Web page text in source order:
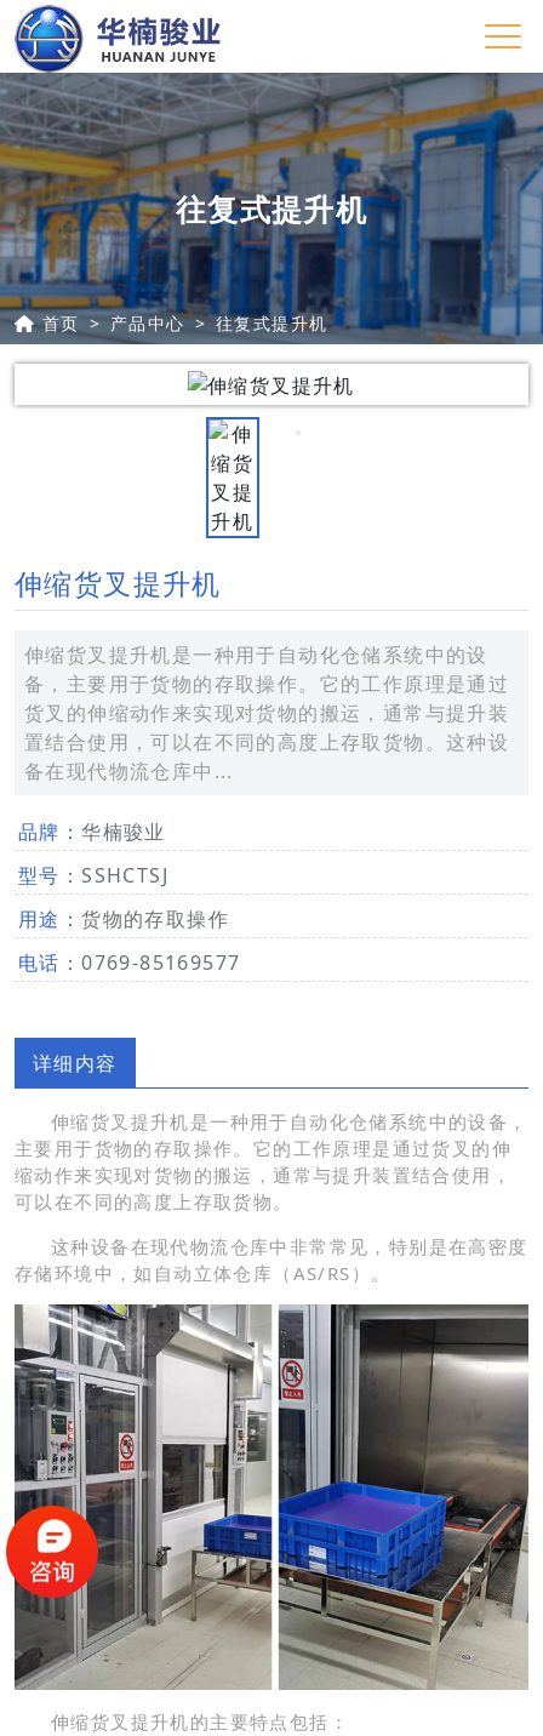
往复式提升机
首页 产品中心 往复式提升机
伸缩货叉提升机
伸缩货叉提升机是一种用于自动化仓储系统中的设
备，主要用于货物的存取操作。它的工作原理是通过
货叉的伸缩动作来实现对货物的搬运，通常与提升装
置结合使用，可以在不同的高度上存取货物。这种设
备在现代物流仓库中...
品牌：华楠骏业
型号：SSHCTSJ
用途：货物的存取操作
电话：0769-85169577
详细内容
伸缩货叉提升机是一种用于自动化仓储系统中的设备，
主要用于货物的存取操作。它的工作原理是通过货叉的伸
缩动作来实现对货物的搬运，通常与提升装置结合使用，
可以在不同的高度上存取货物。
这种设备在现代物流仓库中非常常见，特别是在高密度
存储环境中，如自动立体仓库（AS/RS）。
伸缩货叉提升机的主要特点包括：